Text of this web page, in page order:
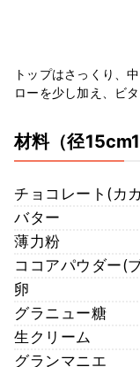
トップはさっくり、
ローを少し加え、ビ
材料（径15cm1
チョコレート(カ
バター
薄力粉
ココアパウダー(
卵
グラニュー糖
生クリーム
グランマニエ